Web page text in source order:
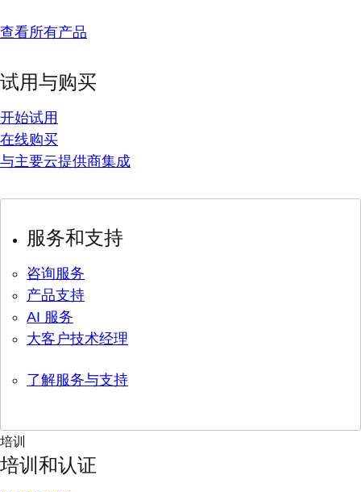
查看所有产品
试用与购买
开始试用
在线购买
与主要云提供商集成
服务和支持
咨询服务
产品支持
AI 服务
大客户技术经理
了解服务与支持
培训
培训和认证